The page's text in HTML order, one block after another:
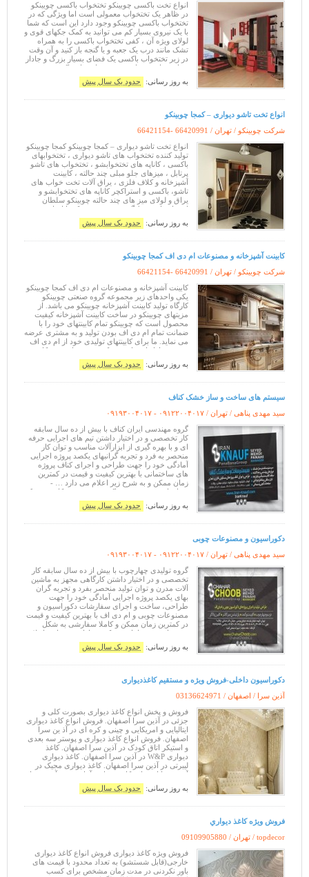
انواع تخت باکسی چوبینکو تختخواب باکسی چوبینکو
در ظاهر یک تختخواب معمولی است اما ویژگی که در
تختخواب باکسی چوبینکو وجود دارد این است که شما
با یک نیروی بسیار کم می توانید به کمک جکهای قوی و
لولای ویژه آن ، کفی تختخواب باکسی را به همراه
تشک مانند درب یک جعبه و یا گنجه باز کنید و آن وقت
در زیر تختخواب باکسی یک فضای بسیار بزرگ و جادار
خواهید داشت . با وجود تختخواب های باکسی در
منزلتان دیگر نگران نگه
به روز رسانی: حدود یک سال پیش
انواع تخت تاشو دیواری – کمجا چوبینکو
شرکت چوبینکو / تهران / 66421154- 66420991
انواع تخت تاشو دیواری – کمجا چوبینکو کمجا چوبینکو
تولید کننده تختخواب های تاشو دیواری ، تختخوابهای
باکسی ، کاناپه های تختخوابشو ، تختخواب های تاشو
پرتابل ، میزهای جلو مبلی چند حالته ، کابینت
آشپزخانه و کلاف فلزی ، یراق آلات تخت خواب های
تاشو، باکسی و استراکچر کاناپه های تختخوابشو و
یراق و لولای میز های چند حالته چوبینکو سلطان
استفاده از محیط گروه صنعتی چوبینکو با ایجاد بهترین
ترکیبها از ام دی
به روز رسانی: حدود یک سال پیش
کابینت آشپزخانه و مصنوعات ام دی اف کمجا چوبینکو
شرکت چوبینکو / تهران / 66421154- 66420991
کابینت آشپزخانه و مصنوعات ام دی اف کمجا چوبینکو
یکی واحدهای زیر مجموعه گروه صنعتی چوبینکو
کارگاه تولید کابینت آشپزخانه چوبینکو می باشد. از
مزیتهای چوبینکو در ساخت کابینت آشپزخانه کیفیت
محصول است که چوبینکو تمام کابینتهای خود را با
ضمانت تمام ام دی اف بودن تولید و به مشتری عرضه
می نماید. ما برای کابینتهای تولیدی خود از ام دی اف
مرغوب بازار استفاده می کنیم و صفحات روی کابینت
چوبینکو صفحات استاندا
به روز رسانی: حدود یک سال پیش
سیستم های ساخت و ساز خشک کناف
سید مهدی پناهی / تهران / ۰۹۱۹۳۰۰۴۰۱۷ - ۰۹۱۲۲۰۰۴۰۱۷
گروه مهندسی ایران کناف با بیش از ده سال سابقه
کار تخصصی و در اختیار داشتن تیم های اجرایی حرفه
ای و با بهره گیری از ابزارآلات مناسب و توان کار
منحصر به فرد و تجربه گرانبهای یکصد پروژه اجرایی
آمادگی خود را جهت طراحی و اجرای کناف پروژه
های ساختمانی با بهترین کیفیت و قیمت در کمترین
زمان ممکن و به شرح زیر اعلام می دارد … -
دیوارهای پوششی و جداکننده ... - سقف کاذب مشبک
و یکپارچه ... - تایل سقفی و م
به روز رسانی: حدود یک سال پیش
دکوراسیون و مصنوعات چوبی
سید مهدی پناهی / تهران / ۰۹۱۹۳۰۰۴۰۱۷ - ۰۹۱۲۲۰۰۴۰۱۷
گروه تولیدی چهارچوب با بیش از ده سال سابقه کار
تخصصی و در اختیار داشتن کارگاهی مجهز به ماشین
آلات مدرن و توان تولید منحصر بفرد و تجربه گران
بهای یکصد پروژه اجرایی آمادگی خود را جهت
طراحی، ساخت و اجرای سفارشات دکوراسیون و
مصنوعات چوبی و ام دی اف با بهترین کیفیت و قیمت
در کمترین زمان ممکن و کاملا سفارشی به شکل
پروژه ای در فضاهای مسکونی، اداری و تجاری اعلام
می دارد ... -درب و چهارچوب ... -میز
به روز رسانی: حدود یک سال پیش
دکوراسیون داخلی-فروش ویژه و مستقیم کاغذدیواری
آذین سرا / اصفهان / 03136624971
فروش و پخش انواع کاغذ دیواری بصورت کلی و
جزئی در آذین سرا اصفهان. فروش انواع کاغذ دیواری
ایتالیایی و امریکایی و چینی و کره ای در آذ ین سرا
اصفهان. فروش انواع کاغذ دیواری و پوستر سه بعدی
و استیکر اتاق کودک در آذین سرا اصفهان. کاغذ
دیواری W&P در آذین سرا اصفهان. کاغذ دیواری
لیبرتی در آذین سرا اصفهان. کاغذ دیواری مجیک در
آذین سرا اصفهان. کاغذ دیواری آمادیس در آذین سرا
اصفهان. کاغذ دیواری بولگا
به روز رسانی: حدود یک سال پیش
فروش ويژه کاغذ ديواري
topdecor / تهران /
09109905880
فروش ویژه کاغذ دیواری فروش انواع کاغذ دیواری
خارجی(قابل شستشو) به تعداد محدود با قیمت های
باور نکردنی در مدت زمان مشخص برای کسب